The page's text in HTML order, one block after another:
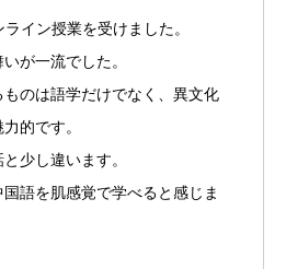
ライン授業を受けました。
が一流でした。
のは語学だけでなく、異文化
的です。
少し違います。
語を肌感覚で学べると感じま